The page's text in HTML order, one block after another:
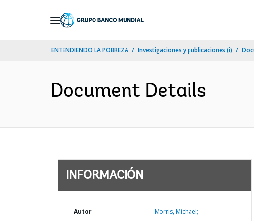
ENTENDIENDO LA POBREZA Investigaciones y publicaciones (i)
Document Details
INFORMACIÓN
Autor Morris, Michael;